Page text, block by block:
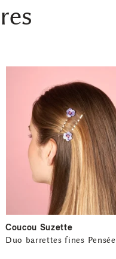
Coucou Suzette
Duo barrettes fines Pensée